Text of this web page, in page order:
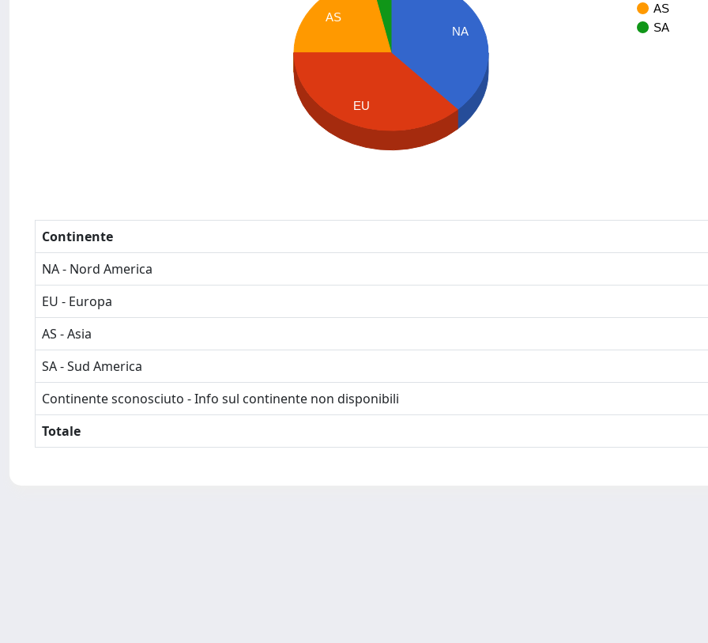
AS
SA
NA
AS
EU
Continente
NA - Nord America
EU - Europa
AS - Asia
SA - Sud America
Continente sconosciuto - Info sul continente non disponibili
Totale